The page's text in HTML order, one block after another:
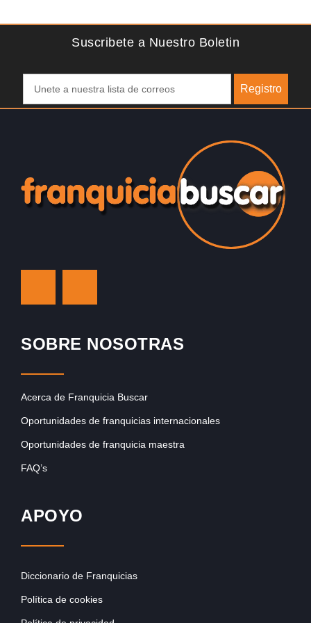
Suscribete a Nuestro Boletin
Registro
SOBRE NOSOTRAS
Acerca de Franquicia Buscar
Oportunidades de franquicias internacionales
Oportunidades de franquicia maestra
FAQ’s
APOYO
Diccionario de Franquicias
Política de cookies